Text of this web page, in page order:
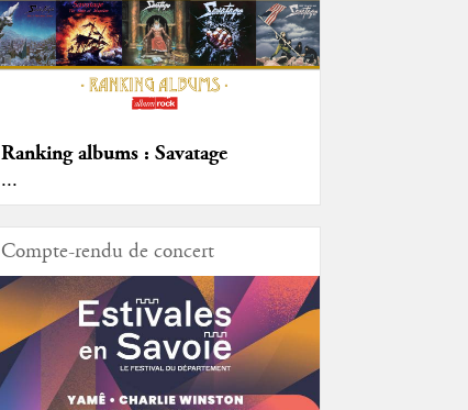
Ranking albums : Savatage
...
Compte-rendu de concert